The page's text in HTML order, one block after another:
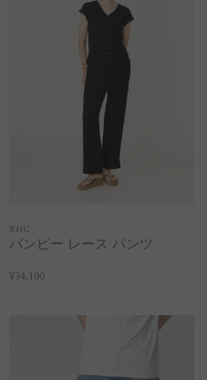
RHC
バンピー レース パンツ
¥34,100